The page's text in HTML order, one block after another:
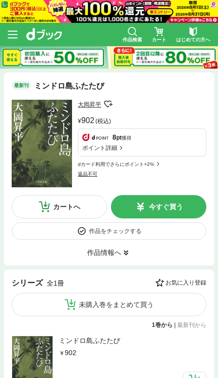
作品検索 カート はじめての方へ
最新刊 ミンドロ島ふたたび
大岡昇平
902 (税込)
8pt獲得
ポイント詳細
dカード利用でさらにポイント+2%
返品不可
カートへ 今すぐ買う
作品をチェックする
作品情報へ
シリーズ 全1冊 お気に入り登録
未購入巻をまとめて買う
1巻から | 最新刊から
ミンドロ島ふたたび
902